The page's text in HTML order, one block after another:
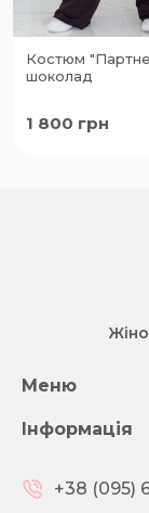
Костюм
шоколад
1 800 грн
Меню
Інформація
+38 (095)